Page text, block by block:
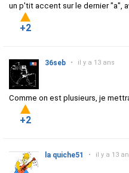
un p'tit accent sur le dernier "a",
+2
36seb • il y a 13 ans
Comme on est plusieurs, je
+2
la quiche51 • il y a 13